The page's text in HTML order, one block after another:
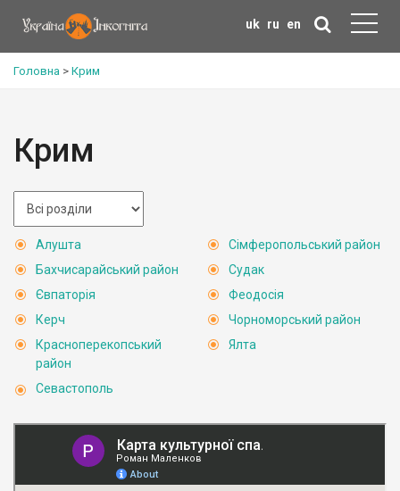
uk ru en
Головна > Крим
Крим
Алушта
Бахчисарайський район
Євпаторія
Керч
Красноперекопський
район
Севастополь
Сімферопольський район
Судак
Феодосія
Чорноморський район
Ялта